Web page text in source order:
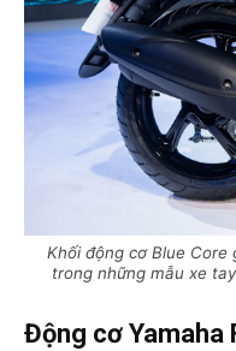
Khối động cơ Blue
trong những mẫu xe
Động cơ Yamaha